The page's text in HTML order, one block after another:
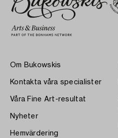
Om Bukowskis
Kontakta våra specialister
Våra Fine Art-resultat
Nyheter
Hemvärdering